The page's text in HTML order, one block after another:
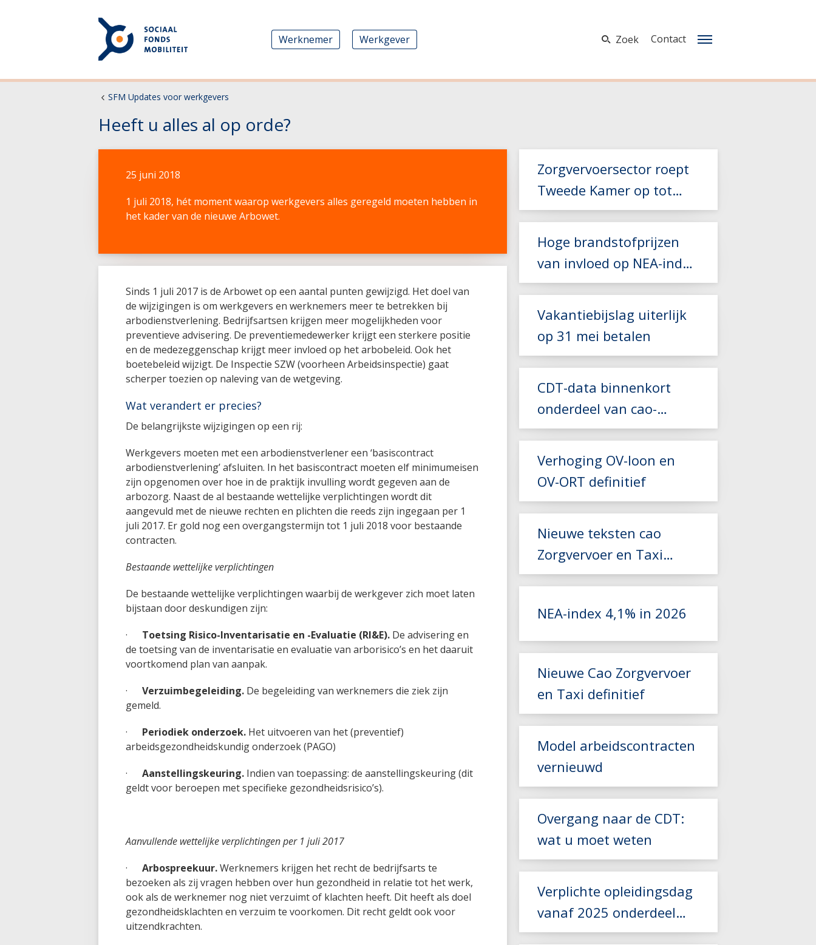
Werknemer Werkgever Zoek Contact
SFM Updates voor werkgevers
Heeft u alles al op orde?
25 juni 2018
1 juli 2018, hét moment waarop werkgevers alles geregeld moeten hebben in
het kader van de nieuwe Arbowet.
Sinds 1 juli 2017 is de Arbowet op een aantal punten gewijzigd. Het doel van
de wijzigingen is om werkgevers en werknemers meer te betrekken bij
arbodienstverlening. Bedrijfsartsen krijgen meer mogelijkheden voor
preventieve advisering. De preventiemedewerker krijgt een sterkere positie
en de medezeggenschap krijgt meer invloed op het arbobeleid. Ook het
boetebeleid wijzigt. De Inspectie SZW (voorheen Arbeidsinspectie) gaat
scherper toezien op naleving van de wetgeving.
Wat verandert er precies?
De belangrijkste wijzigingen op een rij:
Werkgevers moeten met een arbodienstverlener een ‘basiscontract
arbodienstverlening’ afsluiten. In het basiscontract moeten elf minimumeisen
zijn opgenomen over hoe in de praktijk invulling wordt gegeven aan de
arbozorg. Naast de al bestaande wettelijke verplichtingen wordt dit
aangevuld met de nieuwe rechten en plichten die reeds zijn ingegaan per 1
juli 2017. Er gold nog een overgangstermijn tot 1 juli 2018 voor bestaande
contracten.
Bestaande wettelijke verplichtingen
De bestaande wettelijke verplichtingen waarbij de werkgever zich moet laten
bijstaan door deskundigen zijn:
· Toetsing Risico-Inventarisatie en -Evaluatie (RI&E). De advisering en
de toetsing van de inventarisatie en evaluatie van arborisico’s en het daaruit
voortkomend plan van aanpak.
· Verzuimbegeleiding. De begeleiding van werknemers die ziek zijn
gemeld.
· Periodiek onderzoek. Het uitvoeren van het (preventief)
arbeidsgezondheidskundig onderzoek (PAGO)
· Aanstellingskeuring. Indien van toepassing: de aanstellingskeuring (dit
geldt voor beroepen met specifieke gezondheidsrisico’s).
Aanvullende wettelijke verplichtingen per 1 juli 2017
· Arbospreekuur.Werknemers krijgen het recht de bedrijfsarts te
bezoeken als zij vragen hebben over hun gezondheid in relatie tot het werk,
ook als de werknemer nog niet verzuimt of klachten heeft. Dit heeft als doel
gezondheidsklachten en verzuim te voorkomen. Dit recht geldt ook voor
uitzendkrachten.
Zorgvervoersector roept
Tweede Kamer op tot
steun bij hoge
Lees meer
Hoge brandstofprijzen
van invloed op NEA-index
2027
Vakantiebijslag uiterlijk
op 31 mei betalen
CDT-data binnenkort
onderdeel van cao-
controles
Verhoging OV-loon en
OV-ORT definitief
Lees meer
Nieuwe teksten cao
Zorgvervoer en Taxi
2026-2027 beschikbaar
Lees meer
NEA-index 4,1% in 2026
Lees meer
Nieuwe Cao Zorgvervoer
en Taxi definitief
Lees meer
Model arbeidscontracten
vernieuwd
Overgang naar de CDT:
wat u moet weten
Verplichte opleidingsdag
vanaf 2025 onderdeel
cao-controle